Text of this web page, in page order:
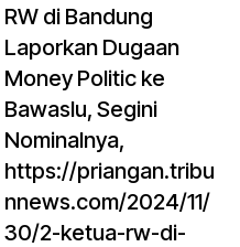
RW di Bandung
Laporkan Dugaan
Money Politic ke
Bawaslu, Segini
Nominalnya,
https://priangan.tribu
nnews.com/2024/11/
30/2-ketua-rw-di-